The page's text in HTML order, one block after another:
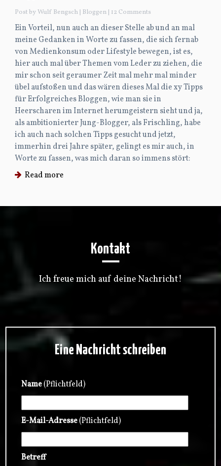
Post by Wulf Bengsch | Bloggen | 12 Comments
Ein Vorteil, nun auch an dieser Stelle ab und an mal
meine Gedanken in Worte zu fassen, die sich fernab
von Medienkonsum oder Lifestyle bewegen, ist es,
hier auch mal über Themen vom Leder zu ziehen, die
mir schon seit geraumer Zeit mal mehr mal minder
übel aufstoßen und das wären dieses Mal die xy Tipps
für Erfolgreiches Bloggen, wie man sie in
Heerscharen im Internet herumgeistern sieht und ja,
als ambitionierter Jung-Blogger, als Frischling, habe
ich auch nach solchen Tipps gesucht und jetzt,
immerhin drei Jahre später, gelingt es mir auch, in
Worte zu fassen, was mich daran so immens stört:
Read more
Kontakt
Ich freue mich auf deine Nachricht!
Eine Nachricht schreiben
Name(Pflichtfeld)
E-Mail-Adresse(Pflichtfeld)
Betreff